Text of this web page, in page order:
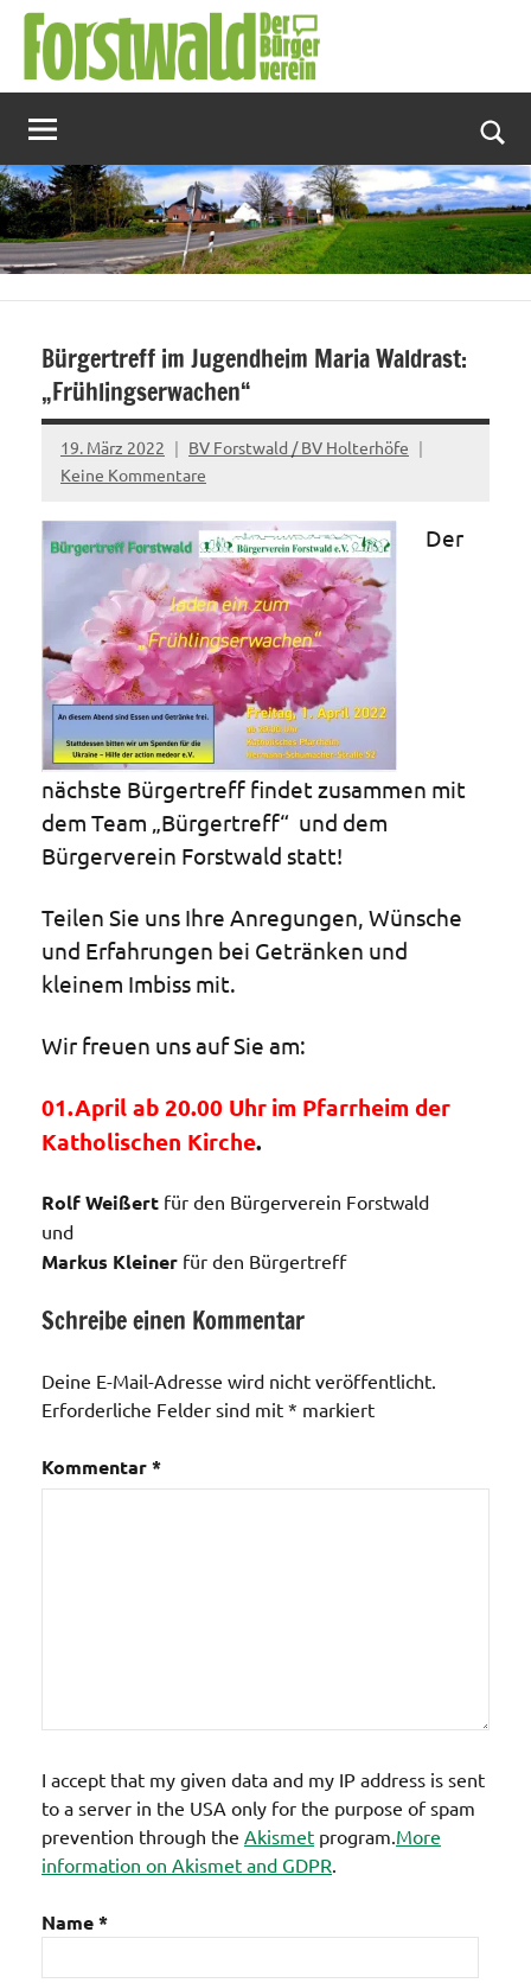
Zum
Inhalt
springen
Bürgertreff im Jugendheim Maria Waldrast:
„Frühlingserwachen“
19. März 2022
BV Forstwald / BV Holterhöfe
Keine Kommentare
Der
nächste Bürgertreff findet zusammen mit
dem Team „Bürgertreff“ und dem
Bürgerverein Forstwald statt!
Teilen Sie uns Ihre Anregungen, Wünsche
und Erfahrungen bei Getränken und
kleinem Imbiss mit.
Wir freuen uns auf Sie am:
01.April ab 20.00 Uhr im Pfarrheim der
Katholischen Kirche.
Rolf Weißert für den Bürgerverein Forstwald
und
Markus Kleiner für den Bürgertreff
Schreibe einen Kommentar
Deine E-Mail-Adresse wird nicht veröffentlicht.
Erforderliche Felder sind mit * markiert
Kommentar*
I accept that my given data and my IP address is sent
to a server in the USA only for the purpose of spam
prevention through the Akismet program. More
information on Akismet and GDPR
Name*